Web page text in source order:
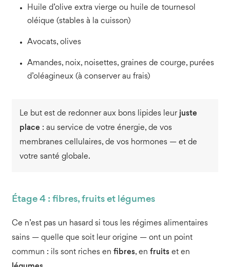
Huile d’olive extra vierge ou huile de tournesol
oléique (stables à la cuisson)
Avocats, olives
Amandes, noix, noisettes, graines de courge, purées
d’oléagineux (à conserver au frais)
Le but est de redonner aux bons lipides leur juste
place : au service de votre énergie, de vos
membranes cellulaires, de vos hormones — et de
votre santé globale.
Étage 4 : fibres, fruits et légumes
Ce n’est pas un hasard si tous les régimes alimentaires
sains — quelle que soit leur origine — ont un point
commun : ils sont riches en fibres, en fruitset en